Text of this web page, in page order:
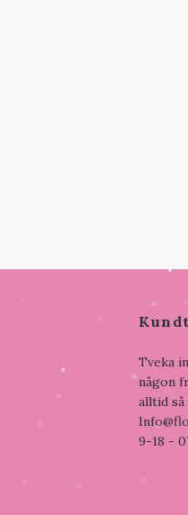
Tveka
någon
alltid så
9-18 -